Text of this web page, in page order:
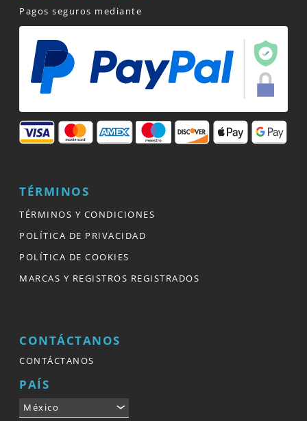
Pagos seguros mediante
TÉRMINOS
TÉRMINOS Y CONDICIONES
POLÍTICA DE PRIVACIDAD
POLÍTICA DE COOKIES
MARCAS Y REGISTROS REGISTRADOS
CONTÁCTANOS
CONTÁCTANOS
PAÍS
México